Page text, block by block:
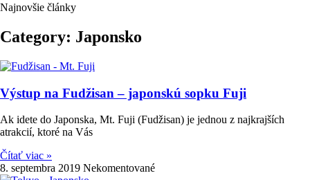
Najnovšie články
Category: Japonsko
Výstup na Fudžisan – japonskú sopku Fuji
Ak idete do Japonska, Mt. Fuji (Fudžisan) je jednou z najkrajších
atrakcií, ktoré na Vás
Čítať viac »
8. septembra 2019 Nekomentované